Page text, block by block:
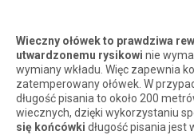
Wieczny ołówek to prawdziwa
utwardzonemu rysikowi nie
wymiany wkładu. Więc zapewnia
zatemperowany ołówek. W
długość pisania to około 200
wiecznych, dzięki wykorzystaniu
się końcówki długość pisania jest